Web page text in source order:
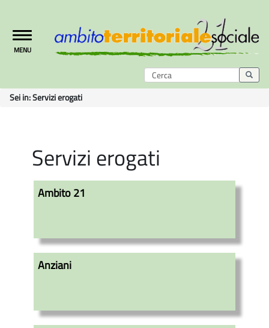
Toggle
navigation
MENU
Sei in:Servizi erogati
Servizi erogati
Ambito 21
Anziani